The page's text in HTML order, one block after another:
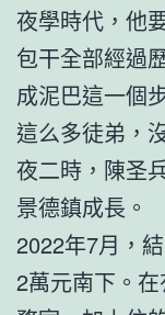
夜學時代，他
包干全部經過
成泥巴這一個
這么多徒弟，
夜二時，陳圣
景德鎮成長。
2022年7月，
2萬元南下。